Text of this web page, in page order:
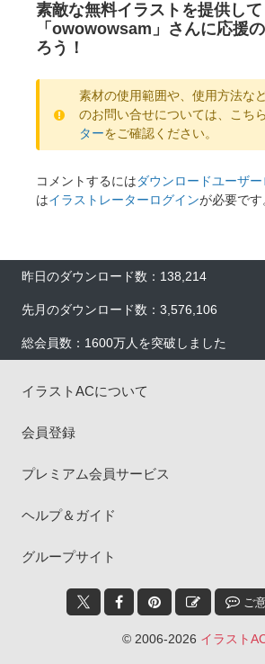
素敵な無料イラストを提供し
「owowowsam」さんに応援
ろう！
素材の使用範囲や、使用方法な
のお問い合せについては、こち
ターをご確認ください。
コメントするにはダウンロードユーザ
はイラストレーターログインが必要です
昨日のダウンロード数：138,214
先月のダウンロード数：3,576,106
総会員数：1600万人を突破しました
イラストACについて
会員登録
プレミアム会員サービス
ヘルプ＆ガイド
グループサイト
ご
© 2006-2026 イラスト